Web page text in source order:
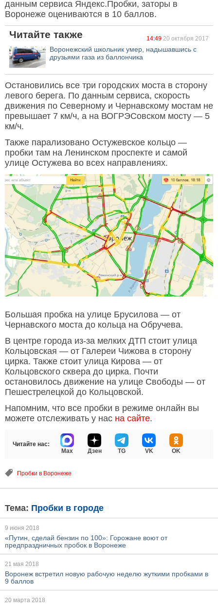
данным сервиса Яндекс.Пробки, заторы в
Воронеже оцениваются в 10 баллов.
Читайте также 14:49 20 октября 2017
Воронежский школьник умер, надышавшись с
друзьями газа из баллончика
Остановились все три городских моста в сторону
левого берега. По данным сервиса, скорость
движения по Северному и Чернавскому мостам не
превышает 7 км/ч, а на ВОГРЭСовском мосту — 5
км/ч.
Также парализовано Остужевское кольцо —
пробки там на Ленинском проспекте и самой
улице Остужева во всех направлениях.
Большая пробка на улице Брусилова — от
Чернавского моста до кольца на Обручева.
В центре города из-за мелких ДТП стоит улица
Кольцовская — от Галереи Чижова в сторону
цирка. Также стоит улица Кирова — от
Кольцовского сквера до цирка. Почти
остановилось движение на улице Свободы — от
Пешестрелецкой до Кольцовской.
Напомним, что все пробки в режиме онлайн вы
можете отслеживать у нас на сайте.
Читайте нас:
Max
Дзен TG VK OK
Пробки в Воронеже
Тема: Пробки в городе
9 июня 2018
«Путин, сделай бензин по 100»: Горожане воют от
предпраздничных пробок в Воронеже
21 мая 2018
Воронеж встретил новую рабочую неделю жуткими пробками в
9 баллов
20 марта 2018